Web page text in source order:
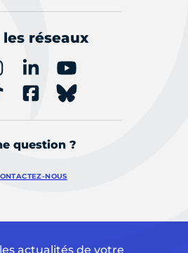
les réseaux
question ?
NOUS
actualités de votre